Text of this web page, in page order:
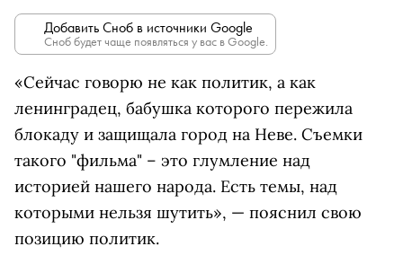
Добавить Сноб в источники Google
Сноб будет чаще появляться у вас в Google.
«Сейчас говорю не как политик, а как
ленинградец, бабушка которого пережила
блокаду и защищала город на Неве. Съемки
такого "фильма" – это глумление над
историей нашего народа. Есть темы, над
которыми нельзя шутить», — пояснил свою
позицию политик.